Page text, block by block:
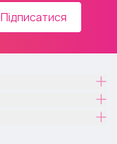
Підписатися